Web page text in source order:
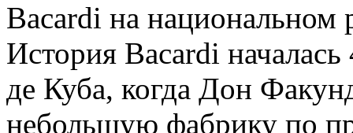
Bacardi на национальном
История Bacardi
де Куба, когда Дон
небольшую фабрику по